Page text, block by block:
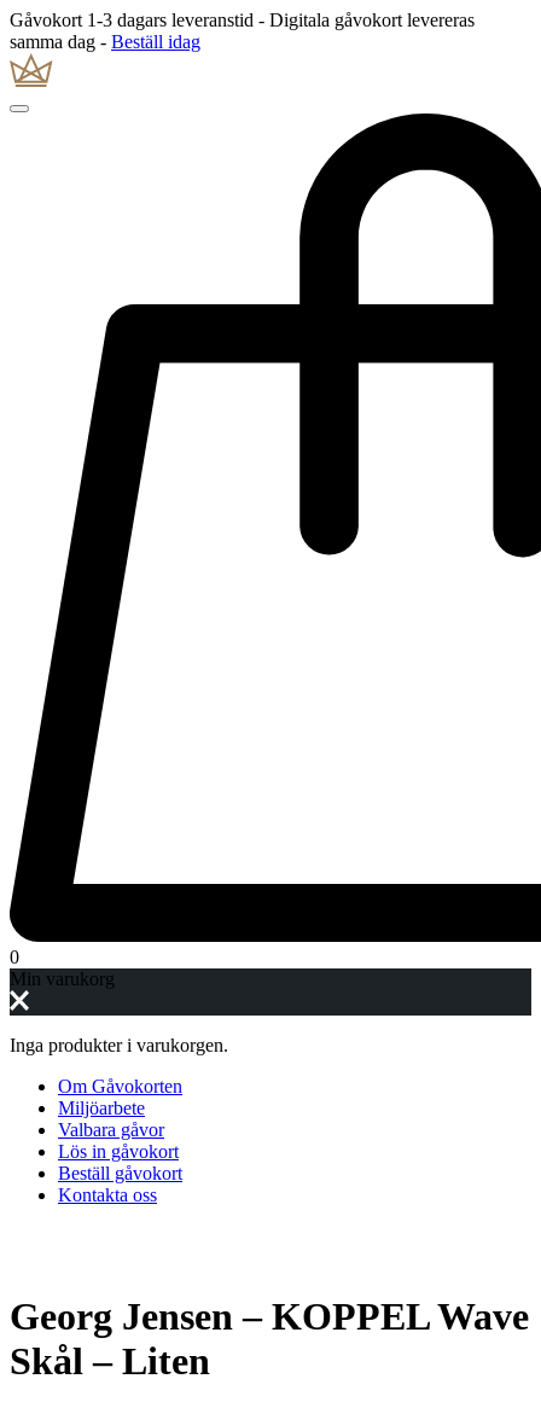
Gåvokort 1-3 dagars leveranstid - Digitala gåvokort levereras
samma dag - Beställ idag
0
Min varukorg
Inga produkter i varukorgen.
Om Gåvokorten
Miljöarbete
Valbara gåvor
Lös in gåvokort
Beställ gåvokort
Kontakta oss
Georg Jensen – KOPPEL Wave
Skål – Liten